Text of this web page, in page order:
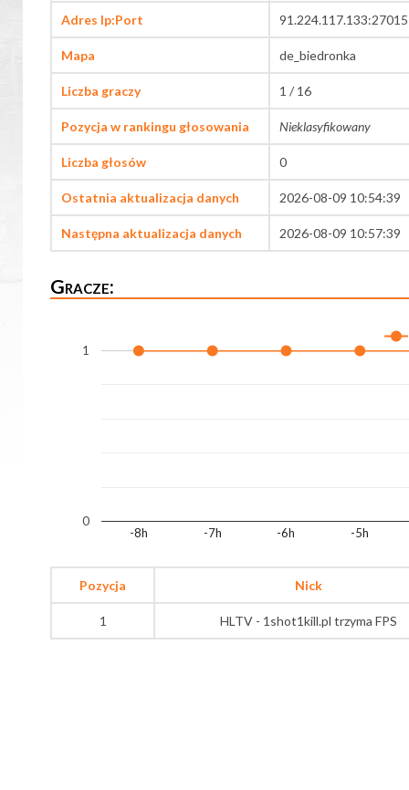
Adres Ip:Port 91.224.117.133:27015
Mapa de_biedronka
Liczba graczy 1 / 16
Pozycja w rankingu głosowania Nieklasyfikowany
Liczba głosów 0
Ostatnia aktualizacja danych 2026-08-09 10:54:39
Następna aktualizacja danych 2026-08-09 10:57:39
Gracze:
-8h -7h -6h -5h
0
1
Pozycja Nick
1 HLTV - 1shot1kill.pl trzyma FPS